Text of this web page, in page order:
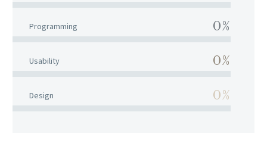
Programming 0%
Usability 0%
Design 0%